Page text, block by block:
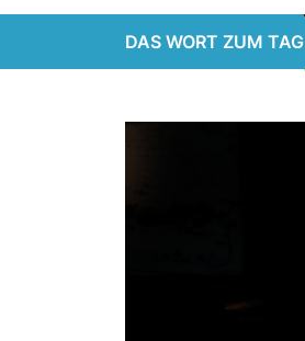
DAS WORT ZUM TAG